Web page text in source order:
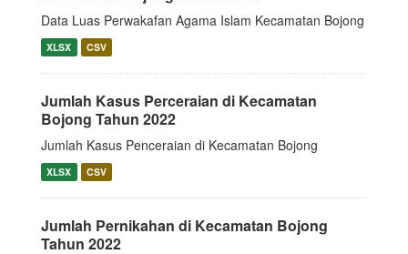
Data Luas Perwakafan Agama Islam Kecamatan Bojong
XLSX CSV
Jumlah Kasus Perceraian di Kecamatan
Bojong Tahun 2022
Jumlah Kasus Penceraian di Kecamatan Bojong
XLSX CSV
Jumlah Pernikahan di Kecamatan Bojong
Tahun 2022